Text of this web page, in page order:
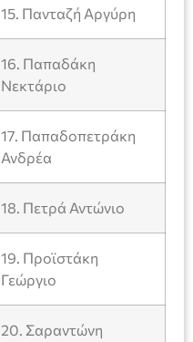
15. Πανταζή Αργύρη
16. Παπαδάκη
Νεκτάριο
17. Παπαδοπετράκη
Ανδρέα
18. Πετρά Αντώνιο
19. Προϊστάκη
Γεώργιο
20. Σαραντώνη